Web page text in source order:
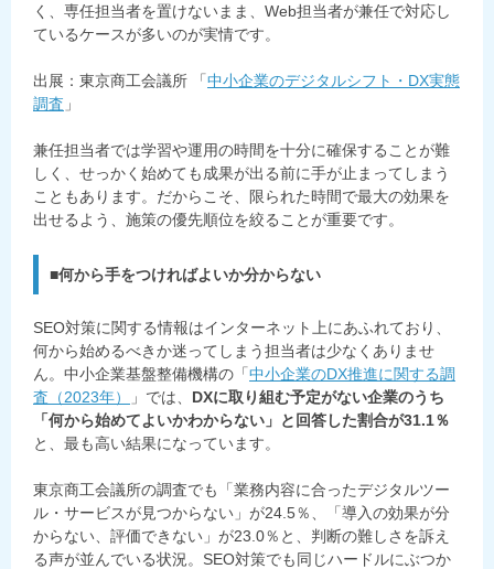
く、専任担当者を置けないまま、Web担当者が兼任で対応し
ているケースが多いのが実情です。
出展：東京商工会議所 「中小企業のデジタルシフト・DX実態
調査 」
兼任担当者では学習や運用の時間を十分に確保することが難
しく、せっかく始めても成果が出る前に手が止まってしまう
こともあります。だからこそ、限られた時間で最大の効果を
出せるよう、施策の優先順位を絞ることが重要です。
■何から手をつければよいか分からない
SEO対策に関する情報はインターネット上にあふれており、
何から始めるべきか迷ってしまう担当者は少なくありませ
ん。中小企業基盤整備機構の「中小企業のDX推進に関する調
査（2023年）
」では、 DXに取り組む予定がない企業のうち
「何から始めてよいかわからない」と回答した割合が31.1％
と、最も高い結果になっています。
東京商工会議所の調査でも「業務内容に合ったデジタルツー
ル・サービスが見つからない」が24.5％、「導入の効果が分
からない、評価できない」が23.0％と、判断の難しさを訴え
る声が並んでいる状況。SEO対策でも同じハードルにぶつか